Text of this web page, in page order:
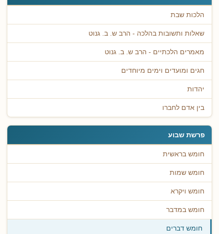
הלכות שבת
שאלות ותשובות בהלכה - הרב ש. ב. גנוט
מאמרים הלכתיים - הרב ש. ב. גנוט
חגים ומועדים וימים מיוחדים
יהדות
בין אדם לחברו
פרשת שבוע
חומש בראשית
חומש שמות
חומש ויקרא
חומש במדבר
חומש דברים